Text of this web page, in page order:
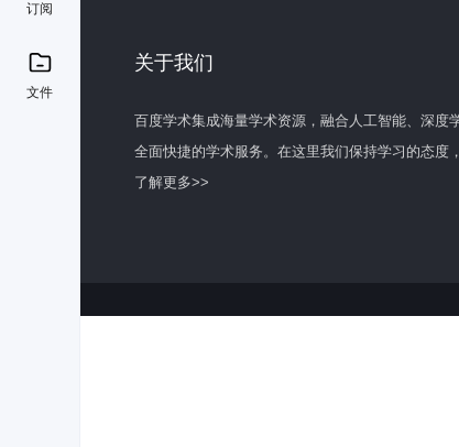
订阅
文件
关于我们
百度学术集成海量学术资源，融合人工智能、深度
全面快捷的学术服务。在这里我们保持学习的态度
了解更多>>